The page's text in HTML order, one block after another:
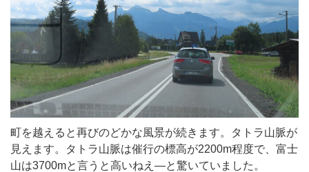
町を越えると再びのどかな風景が続きます。タトラ山脈が
見えます。タトラ山脈は催行の標高が2200m程度で、富士
山は3700mと言うと高いねえ―と驚いていました。